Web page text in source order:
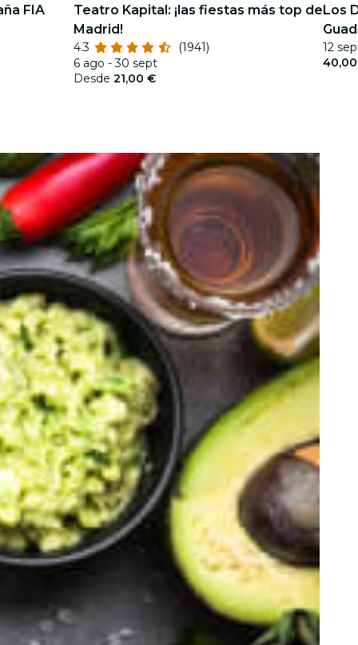
FIA
Teatro Kapital: ¡las fiestas más top de
Madrid!
4.3
(1941)
6 ago - 30 sept
Desde 21,00 €
Los
2026
12